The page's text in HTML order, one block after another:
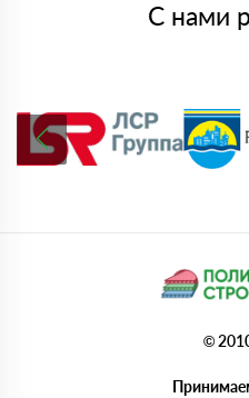
С нами
©